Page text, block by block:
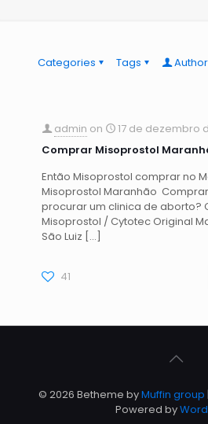
Categories Tags
admin on
17 de dezembro
Comprar Misoprostol
Então Misoprostol comprar no
Misoprostol Maranhão
procurar um clinica de aborto?
Misoprostol / Cytotec Original
São Luiz […]
41
© 2026 Betheme byMuffin group
Powered by